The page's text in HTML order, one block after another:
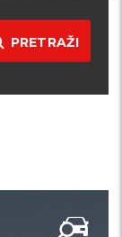
PRETRAŽI